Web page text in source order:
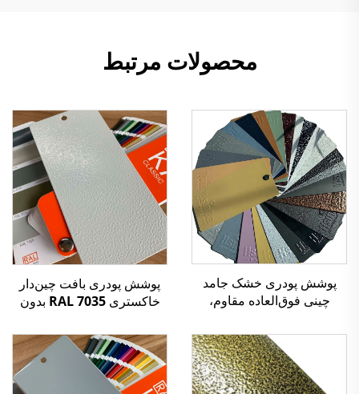
محصولات مرتبط
پوشش پودری خشک جامد
چینی فوق‌العاده مقاوم،
پودری، قیمت ارزان برای
توزیع‌کنندگان و خرده‌فروشان
پوشش پودری بافت چین‌دار
خاکستری RAL 7035 بدون
داخلی و خارجی